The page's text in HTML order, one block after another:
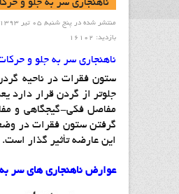
ناهنجاری سر به جلو و
منتشر شده در پنج شنبه, 05 تیر 1393 10:47
بازدید: 16102
ناهنجاری سر به جلو و
ستون فقرات در ناحیه
جلوتر از گردن قرار دارد
مفاصل فکی-گیجگاهی و
گرفتن ستون فقرات در
این عارضه تأثیر گذار است.
عوارض ناهنجاری های سر